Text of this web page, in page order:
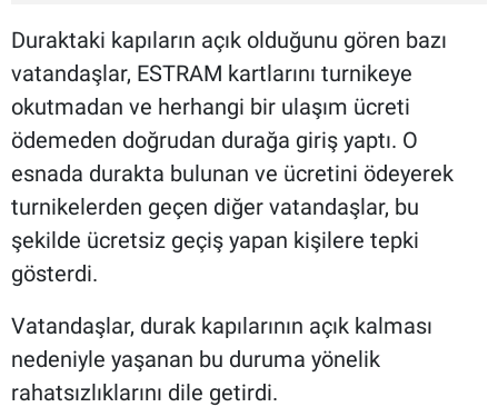
Duraktaki kapıların açık olduğunu gören bazı
vatandaşlar, ESTRAM kartlarını turnikeye
okutmadan ve herhangi bir ulaşım ücreti
ödemeden doğrudan durağa giriş yaptı. O
esnada durakta bulunan ve ücretini ödeyerek
turnikelerden geçen diğer vatandaşlar, bu
şekilde ücretsiz geçiş yapan kişilere tepki
gösterdi.
Vatandaşlar, durak kapılarının açık kalması
nedeniyle yaşanan bu duruma yönelik
rahatsızlıklarını dile getirdi.